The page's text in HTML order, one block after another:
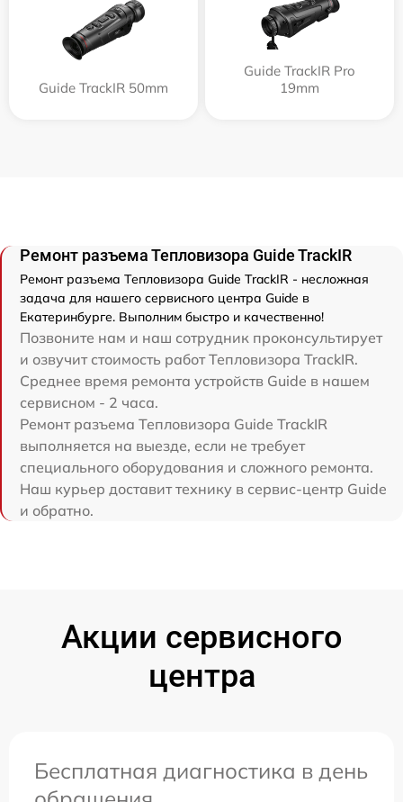
Guide TrackIR 50mm
Guide TrackIR Pro
19mm
Ремонт разъема Тепловизора Guide TrackIR
Ремонт разъема Тепловизора Guide TrackIR - несложная
задача для нашего сервисного центра Guide в
Екатеринбурге. Выполним быстро и качественно!
Позвоните нам и наш сотрудник проконсультирует
и озвучит стоимость работ Тепловизора TrackIR.
Среднее время ремонта устройств Guide в нашем
сервисном - 2 часа.
Ремонт разъема Тепловизора Guide TrackIR
выполняется на выезде, если не требует
специального оборудования и сложного ремонта.
Наш курьер доставит технику в сервис-центр Guide
и обратно.
Акции сервисного
центра
Бесплатная диагностика в день